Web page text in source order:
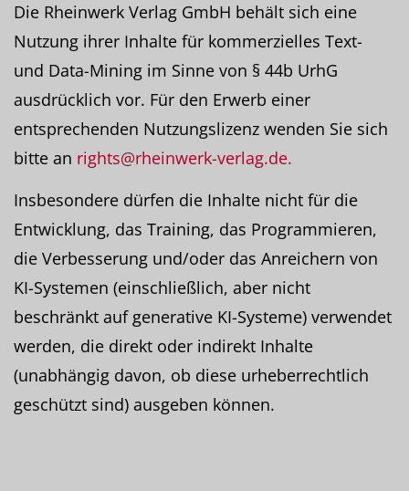
Die Rheinwerk Verlag GmbH behält sich eine
Nutzung ihrer Inhalte für kommerzielles Text-
und Data-Mining im Sinne von § 44b UrhG
ausdrücklich vor. Für den Erwerb einer
entsprechenden Nutzungslizenz wenden Sie sich
bitte an rights@rheinwerk-verlag.de.
Insbesondere dürfen die Inhalte nicht für die
Entwicklung, das Training, das Programmieren,
die Verbesserung und/oder das Anreichern von
KI-Systemen (einschließlich, aber nicht
beschränkt auf generative KI-Systeme) verwendet
werden, die direkt oder indirekt Inhalte
(unabhängig davon, ob diese urheberrechtlich
geschützt sind) ausgeben können.